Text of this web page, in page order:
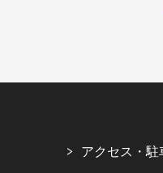
アクセス・駐